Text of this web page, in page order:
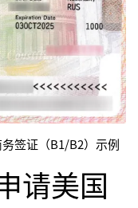
签证（B1/B2）示例
请美国